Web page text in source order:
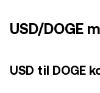
USD/DOGE
USD til DOGE